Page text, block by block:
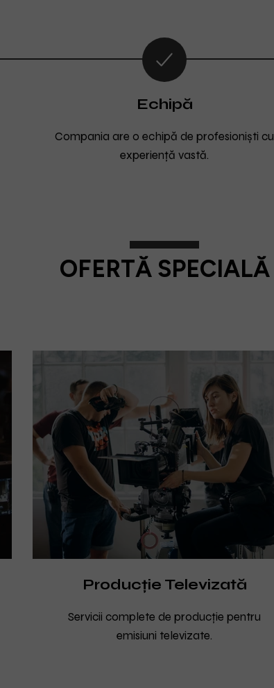
Compania are o echipă de profesioniști cu
experiență vastă.
Echipă
OFERTĂ SPECIALĂ
Servicii complete de producție pentru
emisiuni televizate.
Producție Televizată